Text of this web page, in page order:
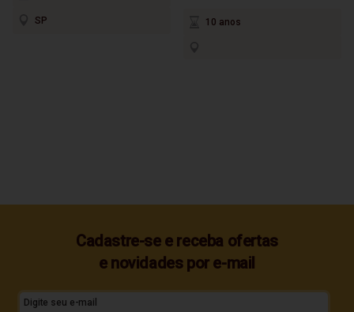
SP 10 anos
Cadastre-se e receba ofertas
e novidades por e-mail
Digite seu e-mail